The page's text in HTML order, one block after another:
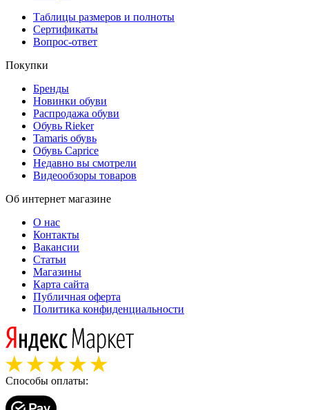
Таблицы размеров и полноты
Сертификаты
Вопрос-ответ
Покупки
Бренды
Новинки обуви
Распродажа обуви
Обувь Rieker
Tamaris обувь
Обувь Caprice
Недавно вы смотрели
Видеообзоры товаров
Об интернет магазине
О нас
Контакты
Вакансии
Статьи
Магазины
Карта сайта
Публичная оферта
Политика конфиденциальности
Способы оплаты: